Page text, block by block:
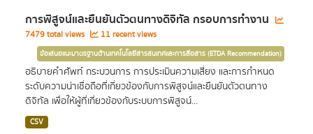
การพิสูจน์และยืนยันตัวตนทางดิจิทัล กรอบการทำงาน
7479 total views 11 recent views
ข้อเสนอแนะมาตรฐานด้านเทคโนโลยีสารสนเทศและการสื่อสาร (ETDA Recommendation)
อธิบายคำศัพท์ กระบวนการ การประเมินความเสี่ยง และการกำหนด
ระดับความน่าเชื่อถือที่เกี่ยวข้องกับการพิสูจน์และยืนยันตัวตนทาง
ดิจิทัล เพื่อให้ผู้ที่เกี่ยวข้องกับระบบการพิสูจน์...
CSV